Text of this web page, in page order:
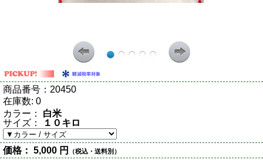
商品番号： 20450
在庫数: 0
カラー：
白米
サイズ：
１０キロ
価格： 5,000 円 （税込・送料別）